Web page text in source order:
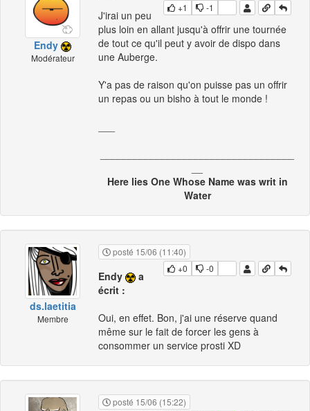
Endy
Modérateur
+1
-1
J'irai un peu
plus loin en allant jusqu'à offrir une tournée
de tout ce qu'il peut y avoir de dispo dans
une Auberge.
Y'a pas de raison qu'on puisse pas un offrir
un repas ou un bisho à tout le monde !
Here lies One Whose Name was writ in
Water
ds.laetitia
Membre
posté 15/06 (11:40)
+0
-0
Endy
a
écrit :
Oui, en effet. Bon, j'ai une réserve quand
même sur le fait de forcer les gens à
consommer un service prosti XD
posté 15/06 (15:22)